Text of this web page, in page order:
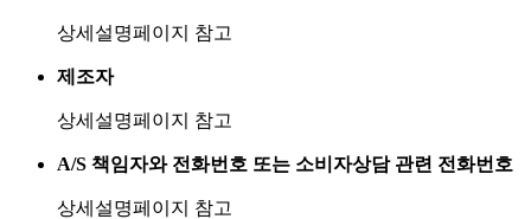
상세설명페이지 참고
제조자
상세설명페이지 참고
A/S 책임자와 전화번호 또는 소비자상담 관련 전화번호
상세설명페이지 참고